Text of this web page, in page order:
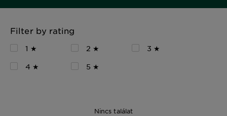
Filter by rating
1 ★ 2 ★
3 ★
4 ★
5 ★
Nincs találat